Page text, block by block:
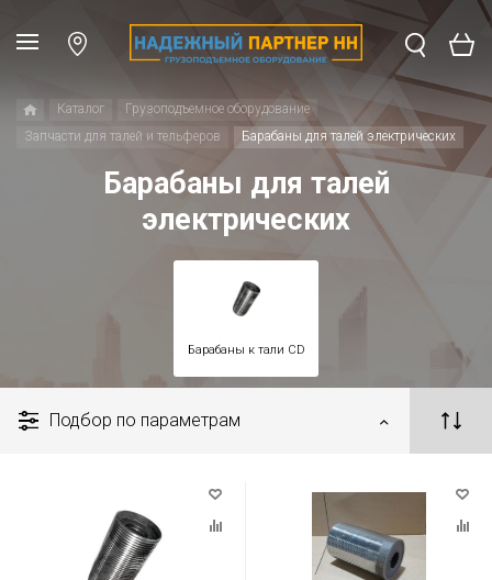
Каталог
Грузоподъемное оборудование
Запчасти для талей и тельферов
Барабаны для талей электрических
Барабаны для талей
электрических
Барабаны к тали CD
Подбор по параметрам